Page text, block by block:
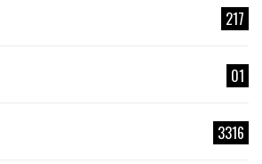
217
01
3316